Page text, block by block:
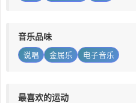
音乐品味
说唱 金属乐 电子音乐
最喜欢的运动